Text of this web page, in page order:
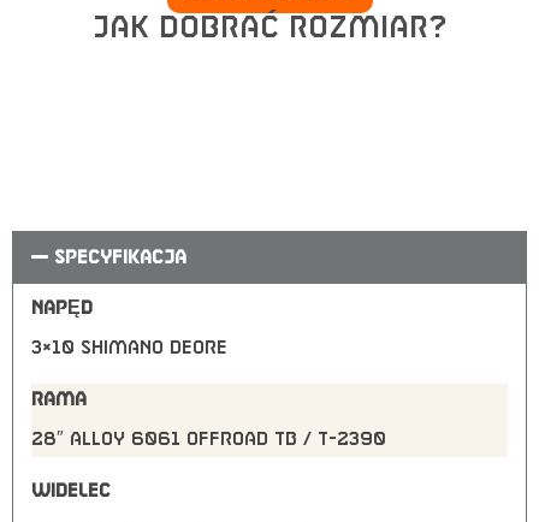
Jak dobrać rozmiar?
SPECYFIKACJA
NAPĘD
3×10 Shimano Deore
RAMA
28″ Alloy 6061 OFFROAD TB / T-2390
WIDELEC